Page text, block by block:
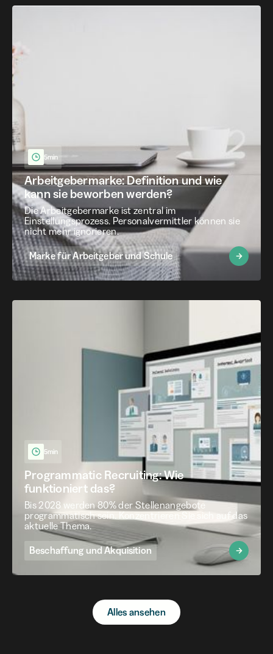
5min
Arbeitgebermarke: Definition und wie
kann sie beworben werden?
Die Arbeitgebermarke ist zentral im
Einstellungsprozess. Personalvermittler können sie
nicht mehr ignorieren.
Marke für Arbeitgeber und Schule
5min
Programmatic Recruiting: Wie
funktioniert das?
Bis 2028 werden 80% der Stellenangebote
programmatisch sein. Konzentrieren Sie sich auf das
aktuelle Thema.
Beschaffung und Akquisition
Alles ansehen